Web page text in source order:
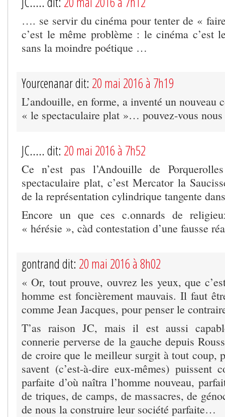
…. se servir du cinéma pour tenter de «
c’est le même problème : le cinéma c’est
sans la moindre poétique …
Yourcenanar dit: 20 mai 2016 à 7h19
L’andouille, en forme, a inventé un nouveau
« le spectaculaire plat »… pouvez-vous
JC..... dit: 20 mai 2016 à 7h52
Ce n’est pas l’Andouille de
spectaculaire plat, c’est Mercator la
de la représentation cylindrique tangente
Encore un que ces c.onnards de
« hérésie », càd contestation d’une fausse
gontrand dit: 20 mai 2016 à 8h02
« Or, tout prouve, ouvrez les yeux, que
homme est foncièrement mauvais. Il faut
comme Jean Jacques, pour penser le
T’as raison JC, mais il est aussi
connerie perverse de la gauche depuis
de croire que le meilleur surgit à tout coup,
savent (c’est-à-dire eux-mêmes) puissent
parfaite d’où naîtra l’homme nouveau,
de triques, de camps, de massacres, de
de nous la construire leur société parfaite…